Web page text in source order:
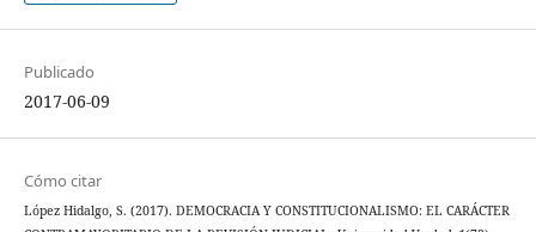
Publicado
2017-06-09
Cómo citar
López Hidalgo, S. (2017). DEMOCRACIA Y CONSTITUCIONALISMO: EL CARÁCTER